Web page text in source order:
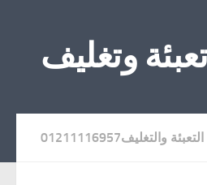
تعبئة وتغليف
والتغليف01211116957